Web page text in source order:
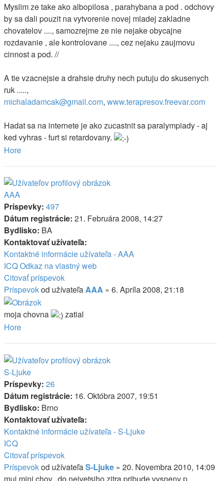
Myslim ze take ako albopilosa , parahybana a pod . odchovy
by sa dali pouzit na vytvorenie novej mladej zakladne
chovatelov ...., samozrejme ze nie nejake obycajne
rozdavanie , ale kontrolovane ...., cez nejaku zaujmovu
cinnost a pod. //
A tie vzacnejsie a drahsie druhy nech putuju do skusenych
ruk .....,
michaladamcak@gmail.com, www.terapresov.freevar.com
Hadat sa na internete je ako zucastnit sa paralympiady - aj
ked vyhras - furt si retardovany.
Hore
AAA
Príspevky: 497
Dátum registrácie: 21. Februára 2008, 14:27
Bydlisko: BA
Kontaktovať užívateľa:
Kontaktné informácie užívateľa - AAA
ICQOdkaz na vlastný web
Citovať príspevok
Príspevokod užívateľaAAA » 6. Apríla 2008, 21:18
moja chovna
zatial
Hore
S-Ljuke
Príspevky: 26
Dátum registrácie: 16. Októbra 2007, 19:51
Bydlisko: Brno
Kontaktovať užívateľa:
Kontaktné informácie užívateľa - S-Ljuke
ICQ
Citovať príspevok
Príspevokod užívateľaS-Ljuke » 20. Novembra 2010, 14:09
muj mini chov...do nejvetsiho zitra pribude vysneny p.